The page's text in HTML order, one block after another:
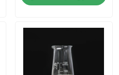
اطلب اقتباس